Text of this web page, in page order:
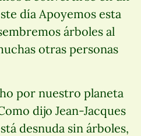
día Apoyemos esta
árboles al
otras personas
por nuestro planeta
dijo Jean-Jacques
desnuda sin árboles,